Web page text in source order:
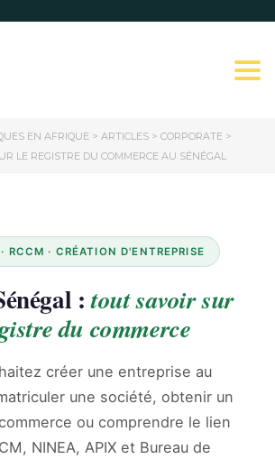
EN AFRIQUE > ARTICLES > CORPORATE >
LE REGISTRE DU COMMERCE AU SÉNÉGAL
RCCM · CRÉATION D'ENTREPRISE
:tout savoir sur
du commerce
créer une entreprise au
une société, obtenir un
ou comprendre le lien
NINEA, APIX et Bureau de